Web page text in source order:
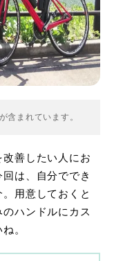
含まれています。
善したい人にお
は、自分ででき
用意しておくと
ハンドルにカス
。